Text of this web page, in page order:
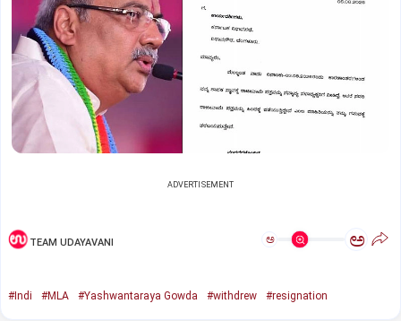
ADVERTISEMENT
TEAM UDAYAVANI ಅ ಅ
#Indi #MLA #Yashwantaraya Gowda #withdrew #resignation